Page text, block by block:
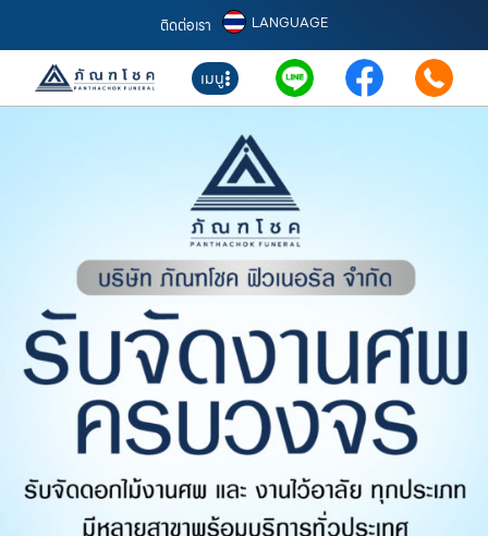
ติดต่อเรา LANGUAGE
เมนู